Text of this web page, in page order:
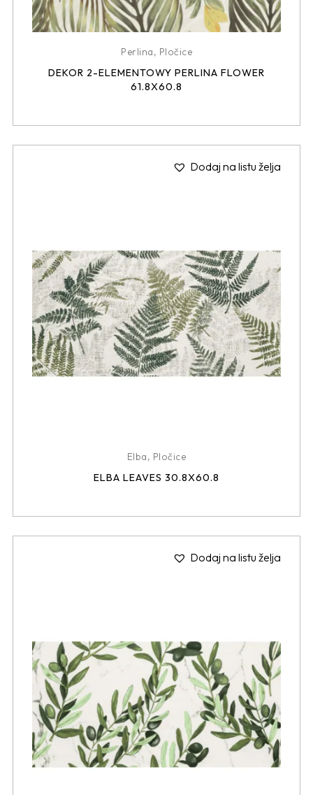
Perlina, Pločice
DEKOR 2-ELEMENTOWY PERLINA FLOWER
61.8X60.8
Dodaj na listu želja
Elba, Pločice
ELBA LEAVES 30.8X60.8
Dodaj na listu želja